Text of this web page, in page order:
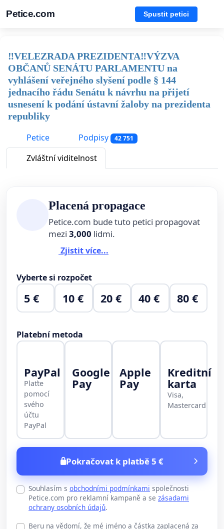
Petice.com Spustit petici
‼️VELEZRADA PREZIDENTA‼️VÝZVA
OBČANŮ SENÁTU PARLAMENTU na
vyhlášení veřejného slyšení podle § 144
jednacího řádu Senátu k návrhu na přijetí
usnesení k podání ústavní žaloby na prezidenta
republiky
Petice
Podpisy 42 751
Zvláštní viditelnost
Placená propagace
Petice.com bude tuto petici propagovat
mezi 3,000 lidmi.
Zjistit více...
Vyberte si rozpočet
5 € 10 € 20 € 40 € 80 €
Platební metoda
PayPal
Plaťte
pomocí
svého
účtu
PayPal
Google
Pay
Apple
Pay
Kreditní
karta
Visa,
Mastercard
Pokračovat k platbě 5 €
Souhlasím s obchodními podmínkami společnosti
Petice.com pro reklamní kampaně a se zásadami
ochrany osobních údajů.
Beru na vědomí, že mé jméno a částka zaplacená za